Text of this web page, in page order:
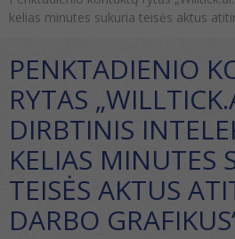
kelias minutes sukuria teisės aktus
PENKTADIENIO
RYTAS
DIRBTINIS
KELIAS MINUTES
TEISĖS AKTUS
DARBO